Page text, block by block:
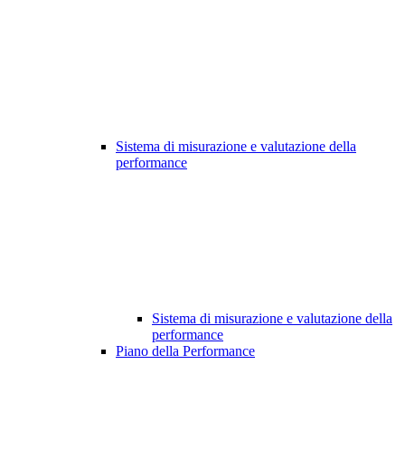
Sistema di misurazione e valutazione della
performance
Sistema di misurazione e valutazione della
performance
Piano della Performance